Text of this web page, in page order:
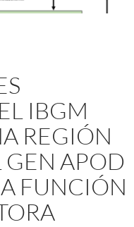
IBGM
REGIÓN
GEN APOD
FUNCIÓN